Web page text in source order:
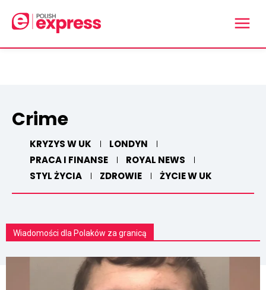
Crime
KRYZYS W UK
LONDYN
PRACA I FINANSE
ROYAL NEWS
STYL ŻYCIA
ZDROWIE ŻYCIE W UK
Wiadomości dla Polaków za granicą